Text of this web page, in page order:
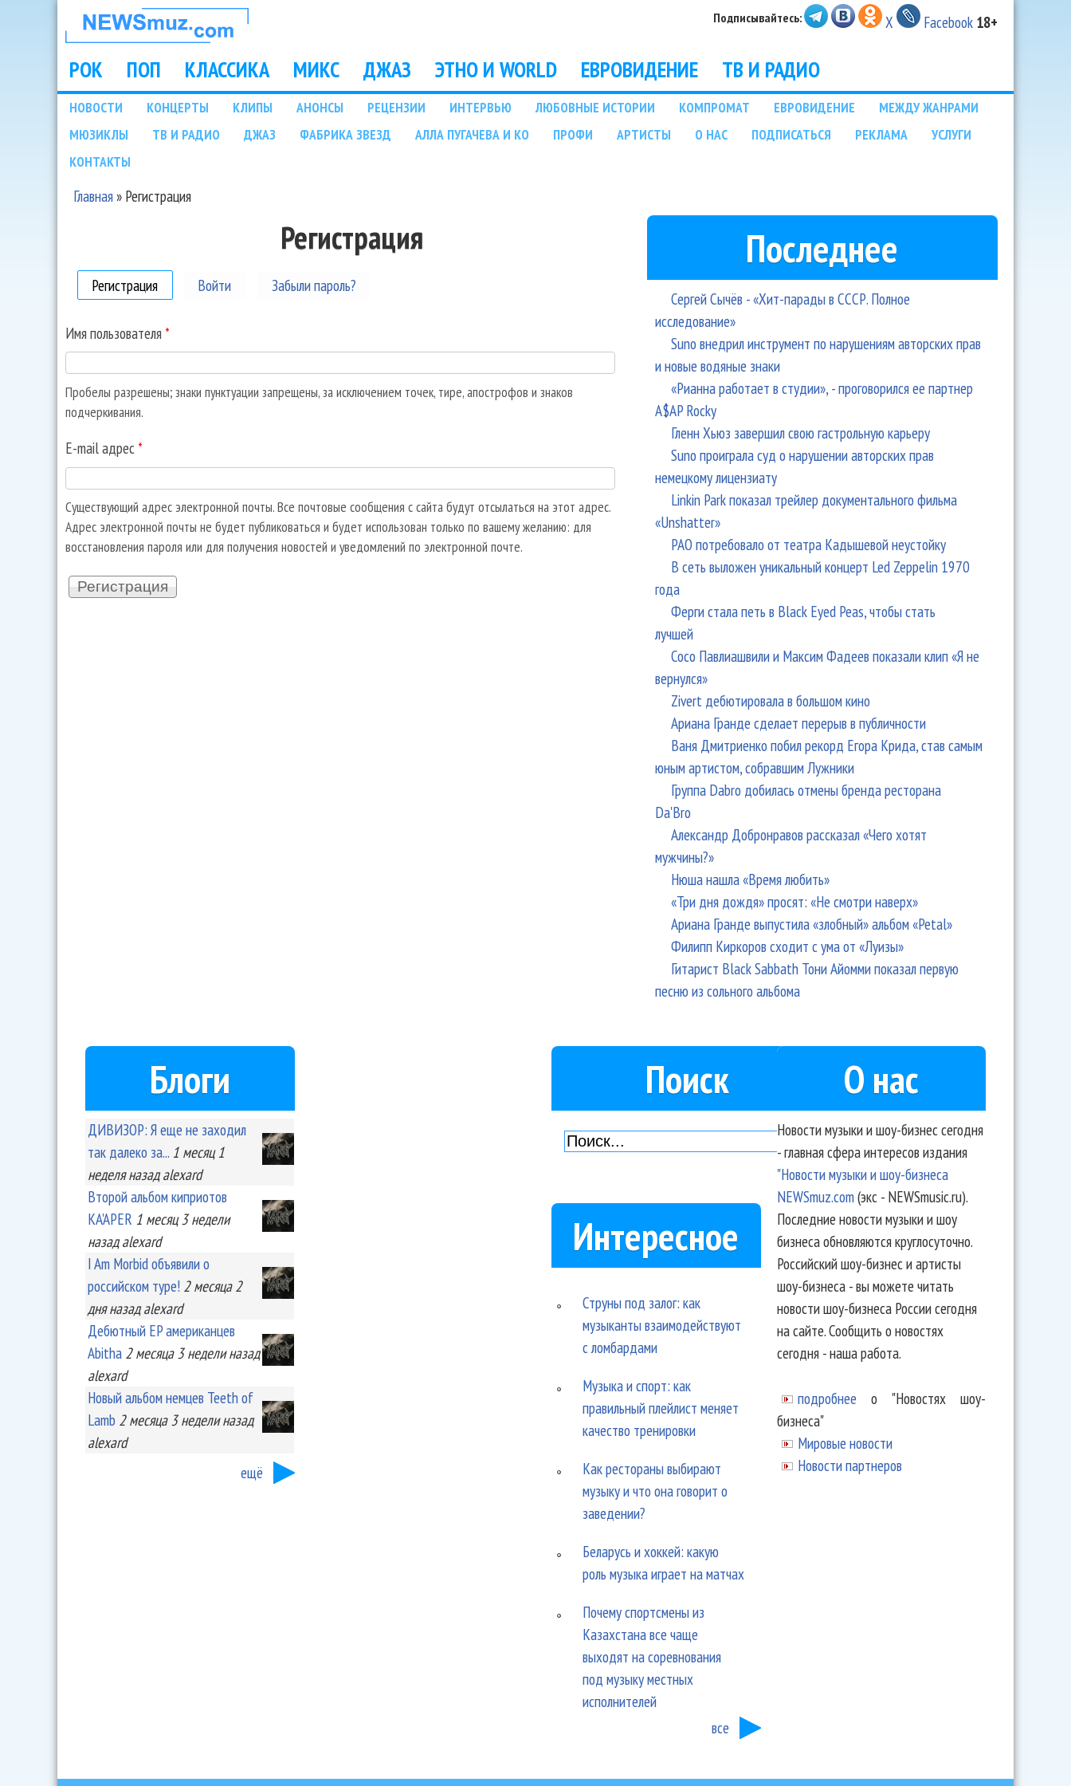
НОВОСТИ
МУЗЫКИ И
ШОУ БИЗНЕСА
NEWSMUZ.COM
Подписывайтесь: X Facebook 18+
Main menu
РОК ПОП КЛАССИКА МИКС ДЖАЗ ЭТНО И WORLD ЕВРОВИДЕНИЕ ТВ И РАДИО
Подразделы
НОВОСТИ КОНЦЕРТЫ КЛИПЫ АНОНСЫ РЕЦЕНЗИИ ИНТЕРВЬЮ ЛЮБОВНЫЕ ИСТОРИИ КОМПРОМАТ ЕВРОВИДЕНИЕ
МЕЖДУ ЖАНРАМИ
МЮЗИКЛЫ
ТВ И РАДИО ДЖАЗ ФАБРИКА ЗВЕЗД АЛЛА ПУГАЧЕВА И КО ПРОФИ АРТИСТЫ О НАС ПОДПИСАТЬСЯ РЕКЛАМА
УСЛУГИ
КОНТАКТЫ
Главная» Регистрация
Регистрация
Регистрация (активная вкладка)
Войти Забыли пароль?
Имя пользователя *
Пробелы разрешены; знаки пунктуации запрещены, за исключением точек, тире, апострофов и знаков
подчеркивания.
E-mail адрес *
Существующий адрес электронной почты. Все почтовые сообщения с сайта будут отсылаться на этот адрес.
Адрес электронной почты не будет публиковаться и будет использован только по вашему желанию: для
восстановления пароля или для получения новостей и уведомлений по электронной почте.
Последнее
Сергей Сычёв - «Хит-парады в СССР. Полное
исследование»
Suno внедрил инструмент по нарушениям авторских прав
и новые водяные знаки
«Рианна работает в студии», - проговорился ее партнер
A$AP Rocky
Гленн Хьюз завершил свою гастрольную карьеру
Suno проиграла суд о нарушении авторских прав
немецкому лицензиату
Linkin Park показал трейлер документального фильма
«Unshatter»
РАО потребовало от театра Кадышевой неустойку
В сеть выложен уникальный концерт Led Zeppelin 1970
года
Ферги стала петь в Black Eyed Peas, чтобы стать
лучшей
Сосо Павлиашвили и Максим Фадеев показали клип «Я не
вернулся»
Zivert дебютировала в большом кино
Ариана Гранде сделает перерыв в публичности
Ваня Дмитриенко побил рекорд Егора Крида, став самым
юным артистом, собравшим Лужники
Группа Dabro добилась отмены бренда ресторана
Da'Bro
Александр Добронравов рассказал «Чего хотят
мужчины?»
Нюша нашла «Время любить»
«Три дня дождя» просят: «Не смотри наверх»
Ариана Гранде выпустила «злобный» альбом «Petal»
Филипп Киркоров сходит с ума от «Луизы»
Гитарист Black Sabbath Тони Айомми показал первую
песню из сольного альбома
Блоги
ДИВИЗОР: Я еще не заходил
так далеко за... 1 месяц 1
неделяназад alexard
Второй альбом киприотов
KA'APER 1 месяц 3 недели
назад alexard
I Am Morbid объявили о
российском туре! 2 месяца 2
дняназад alexard
Дебютный EP американцев
Abitha 2 месяца 3 неделиназад
alexard
Новый альбом немцев Teeth of
Lamb 2 месяца 3 неделиназад
alexard
ещё
Поиск
Интересное
Струны под залог: как
музыканты взаимодействуют
с ломбардами
Музыка и спорт: как
правильный плейлист меняет
качество тренировки
Как рестораны выбирают
музыку и что она говорит о
заведении?
Беларусь и хоккей: какую
роль музыка играет на матчах
Почему спортсмены из
Казахстана все чаще
выходят на соревнования
под музыку местных
исполнителей
все
О нас
Новости музыки и шоу-бизнес сегодня
- главная сфера интересов издания
"Новости музыки и шоу-бизнеса
NEWSmuz.com(экс - NEWSmusic.ru).
Последние новости музыки и шоу
бизнеса обновляются круглосуточно.
Российский шоу-бизнес и артисты
шоу-бизнеса - вы можете читать
новости шоу-бизнеса России сегодня
на сайте. Сообщить о новостях
сегодня - наша работа.
подробнее о "Новостях шоу-
бизнеса"
Мировые новости
Новости партнеров